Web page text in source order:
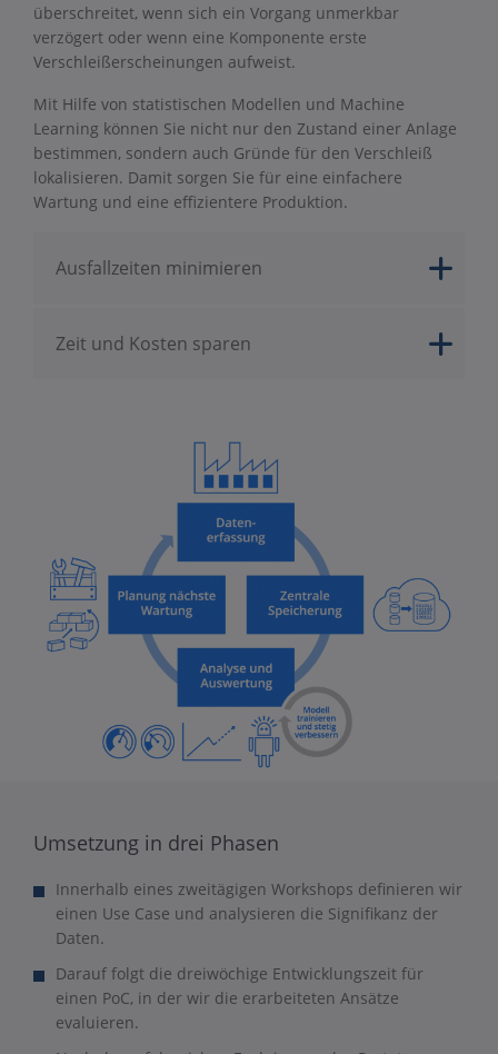
überschreitet, wenn sich ein Vorgang unmerkbar
verzögert oder wenn eine Komponente erste
Verschleißerscheinungen aufweist.
Mit Hilfe von statistischen Modellen und Machine
Learning können Sie nicht nur den Zustand einer Anlage
bestimmen, sondern auch Gründe für den Verschleiß
lokalisieren. Damit sorgen Sie für eine einfachere
Wartung und eine effizientere Produktion.
Ausfallzeiten minimieren
Zeit und Kosten sparen
Umsetzung in drei Phasen
Innerhalb eines zweitägigen Workshops definieren wir
einen Use Case und analysieren die Signifikanz der
Daten.
Darauf folgt die dreiwöchige Entwicklungszeit für
einen PoC, in der wir die erarbeiteten Ansätze
evaluieren.